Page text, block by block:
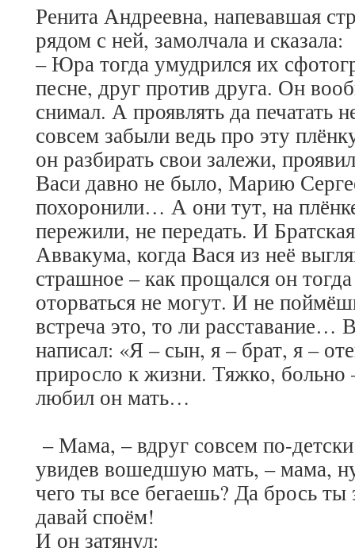
Ренита Андреевна, напевавшая
рядом с ней, замолчала и сказала:
– Юра тогда умудрился их
песне, друг против друга. Он
снимал. А проявлять да печатать
совсем забыли ведь про эту
он разбирать свои залежи,
Васи давно не было, Марию
похоронили… А они тут, на
пережили, не передать. И
Аввакума, когда Вася из неё
страшное – как прощался он
оторваться не могут. И не
встреча это, то ли расставание…
написал: «Я – сын, я – брат, я –
приросло к жизни. Тяжко, больно
любил он мать…
– Мама, – вдруг совсем по-
увидев вошедшую мать, – мама,
чего ты все бегаешь? Да брось ты
давай споём!
И он затянул: